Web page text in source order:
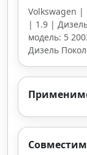
Volkswagen |
| 1.9 |
модель: 5
Дизель